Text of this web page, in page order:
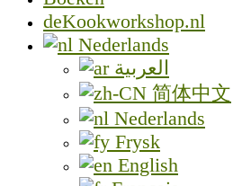
deKookworkshop.nl
Nederlands
العربية
简体中文
Nederlands
Frysk
English